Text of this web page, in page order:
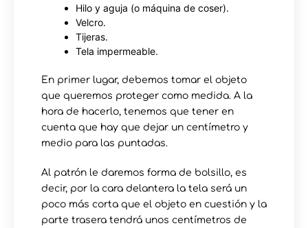
Hilo y aguja (o máquina de coser).
Velcro.
Tijeras.
Tela impermeable.
En primer lugar, debemos tomar el objeto
que queremos proteger como medida. A la
hora de hacerlo, tenemos que tener en
cuenta que hay que dejar un centímetro y
medio para las puntadas.
Al patrón le daremos forma de bolsillo, es
decir, por la cara delantera la tela será un
poco más corta que el objeto en cuestión y la
parte trasera tendrá unos centímetros de